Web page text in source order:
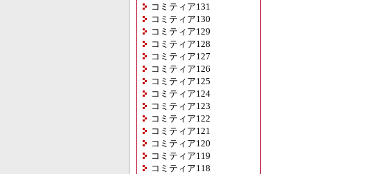
コミティア131
コミティア130
コミティア129
コミティア128
コミティア127
コミティア126
コミティア125
コミティア124
コミティア123
コミティア122
コミティア121
コミティア120
コミティア119
コミティア118